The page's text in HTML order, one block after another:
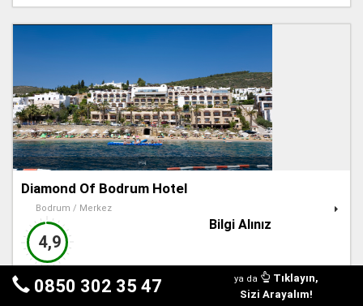
Diamond Of Bodrum Hotel
Bodrum / Merkez
4,9
Bilgi Alınız
0850 302 35 47 ya da
Tıklayın,
Sizi Arayalım!